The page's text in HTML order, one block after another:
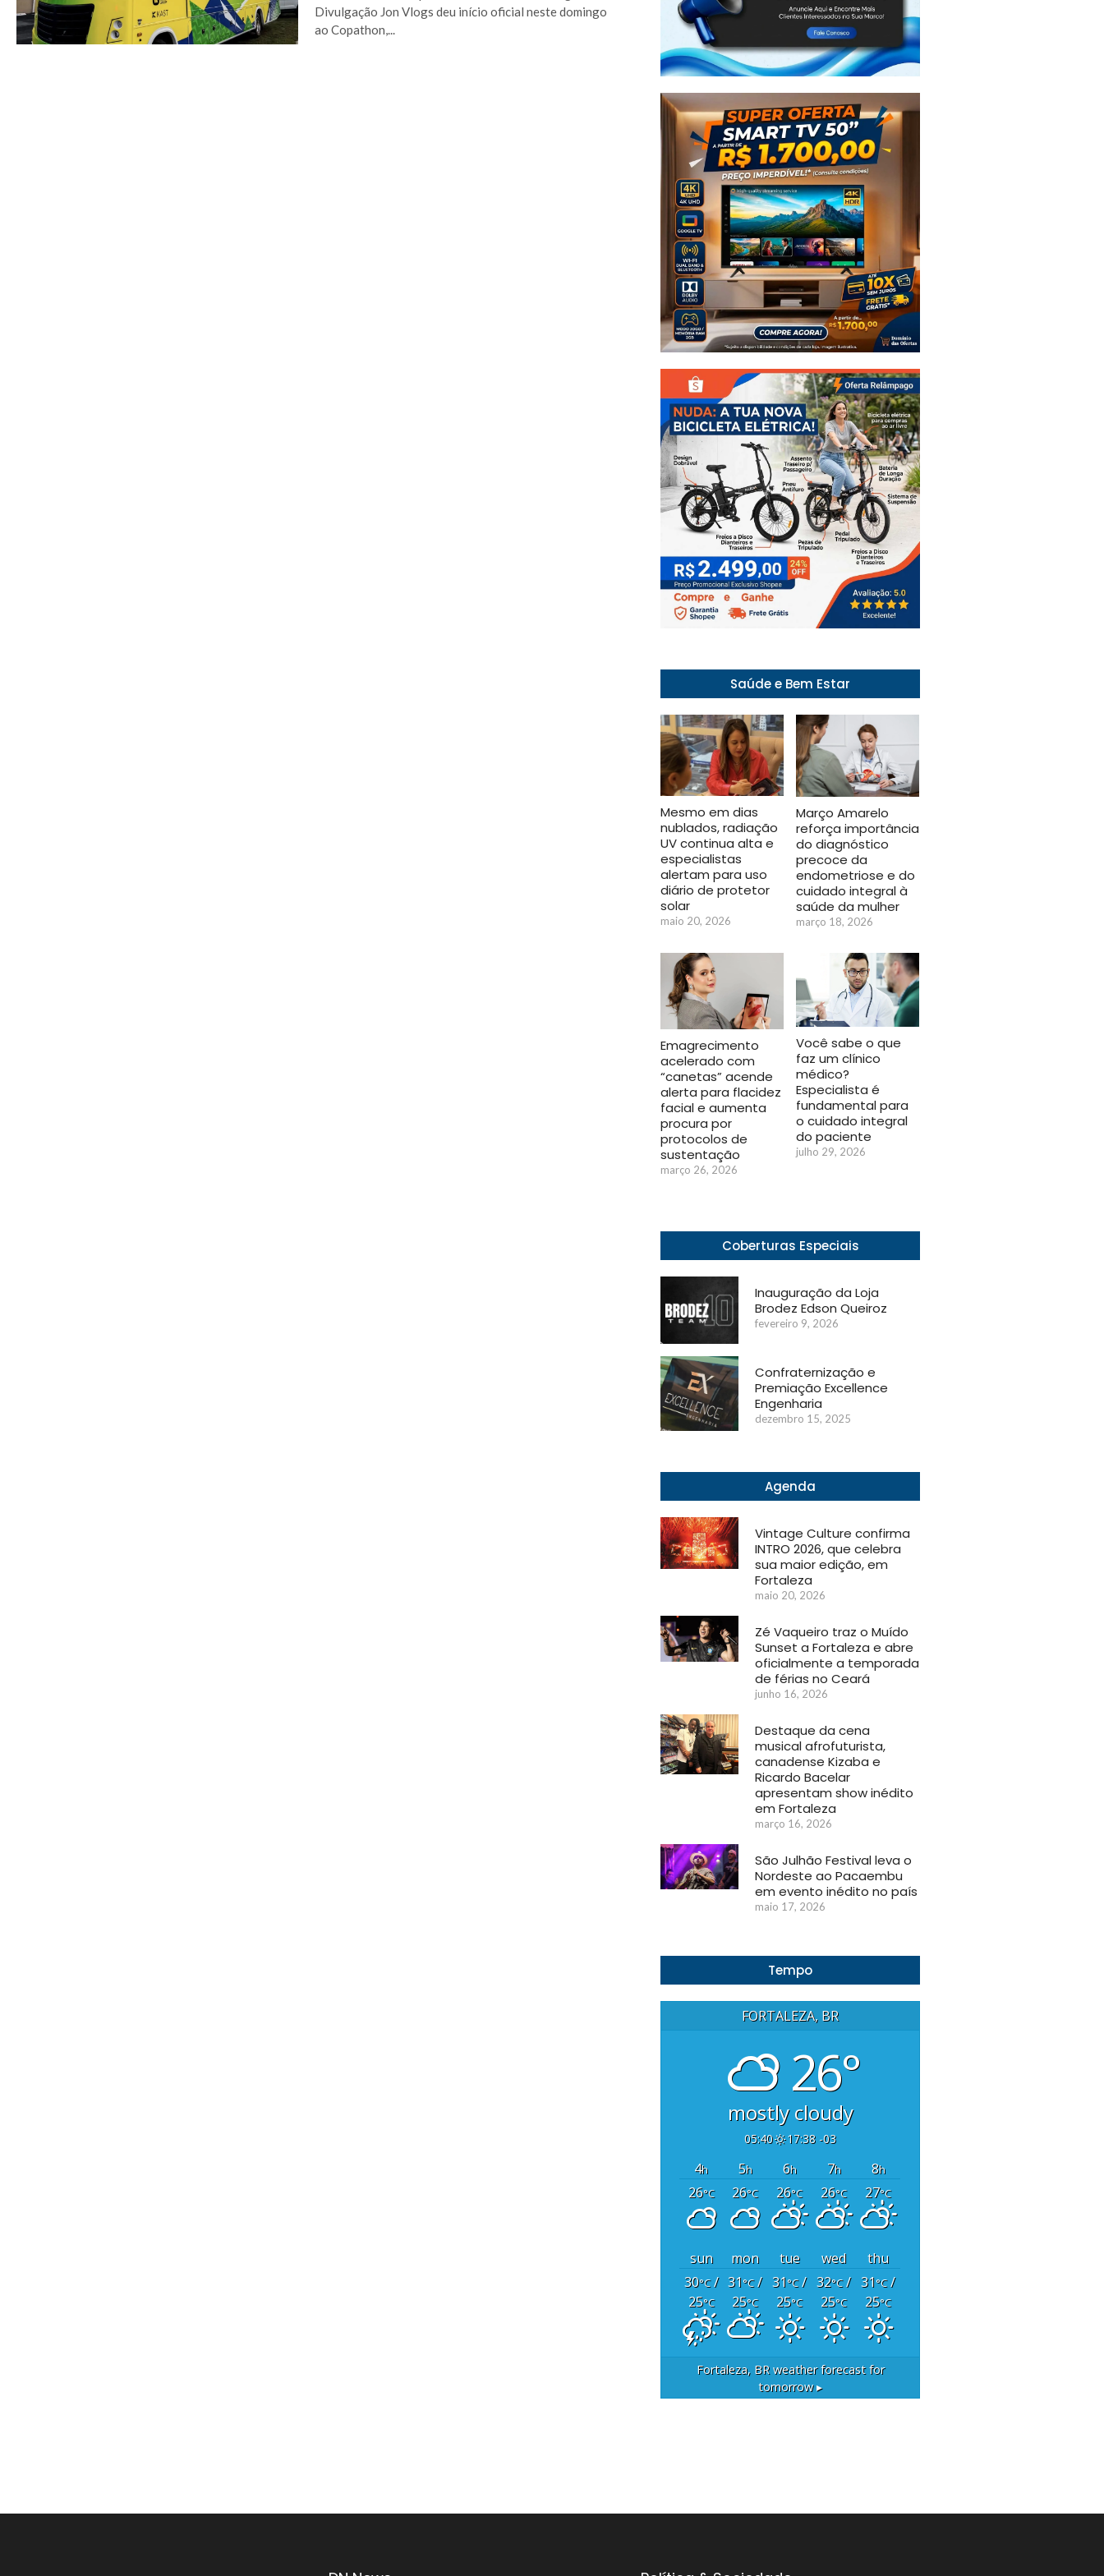
Divulgação Jon Vlogs deu início oficial neste domingo
ao Copathon,...
Saúde e Bem Estar
Mesmo em dias
nublados, radiação
UV continua alta e
especialistas
alertam para uso
diário de protetor
solar
maio 20, 2026
Março Amarelo
reforça importância
do diagnóstico
precoce da
endometriose e do
cuidado integral à
saúde da mulher
março 18, 2026
Emagrecimento
acelerado com
“canetas” acende
alerta para flacidez
facial e aumenta
procura por
protocolos de
sustentação
março 26, 2026
Você sabe o que
faz um clínico
médico?
Especialista é
fundamental para
o cuidado integral
do paciente
julho 29, 2026
Coberturas Especiais
Inauguração da Loja
Brodez Edson Queiroz
fevereiro 9, 2026
Confraternização e
Premiação Excellence
Engenharia
dezembro 15, 2025
Agenda
Vintage Culture confirma
INTRO 2026, que celebra
sua maior edição, em
Fortaleza
maio 20, 2026
Zé Vaqueiro traz o Muído
Sunset a Fortaleza e abre
oficialmente a temporada
de férias no Ceará
junho 16, 2026
Destaque da cena
musical afrofuturista,
canadense Kizaba e
Ricardo Bacelar
apresentam show inédito
em Fortaleza
março 16, 2026
São Julhão Festival leva o
Nordeste ao Pacaembu
em evento inédito no país
maio 17, 2026
Tempo
FORTALEZA, BR
26°
mostly cloudy
05:40 17:38 -03
4h 5h 6h 7h 8h
26°C 26°C 26°C 26°C 27°C
sun mon tue wed
thu
30°C/
25°C
31°C/
25°C
31°C/
25°C
32°C/
25°C
31°C/
25°C
Fortaleza, BRweather forecast for
tomorrow ▸